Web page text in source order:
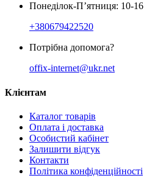
Понеділок-П’ятниця: 10-16
+380679422520
Потрібна допомога?
offix-internet@ukr.net
Клієнтам
Каталог товарів
Оплата і доставка
Особистий кабінет
Залишити відгук
Контакти
Політика конфіденційності